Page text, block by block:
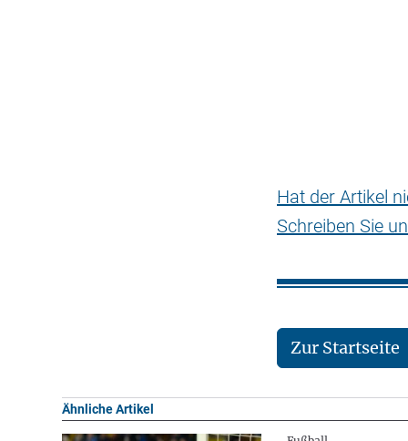
Hat der Artikel
Schreiben Sie
Zur Startseite
Ähnliche Artikel